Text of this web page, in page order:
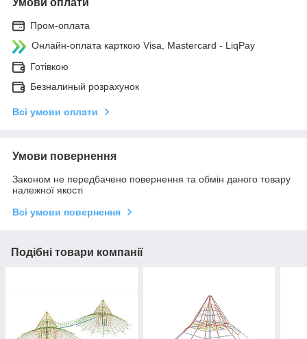
Пром-оплата
Онлайн-оплата карткою Visa, Mastercard - LiqPay
Готівкою
Безналиный розрахунок
Всі умови оплати
Умови повернення
Законом не передбачено повернення та обмін даного товару
належної якості
Всі умови повернення
Подібні товари компанії